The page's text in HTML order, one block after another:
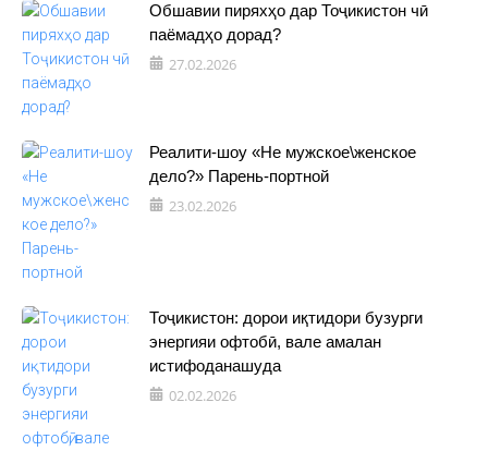
Обшавии пиряхҳо дар Тоҷикистон чӣ
паёмадҳо дорад?
27.02.2026
Реалити-шоу «Не мужское\женское
дело?» Парень-портной
23.02.2026
Тоҷикистон: дорои иқтидори бузурги
энергияи офтобӣ, вале амалан
истифоданашуда
02.02.2026